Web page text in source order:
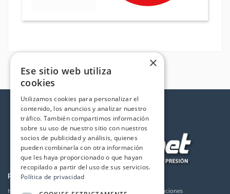
PRODUCTOS
Hidrolimpiadoras Envios y devoluciones
×
Ese sitio web utiliza
cookies
Utilizamos cookies para personalizar el
contenido, los anuncios y analizar nuestro
tráfico. También compartimos información
sobre su uso de nuestro sitio con nuestros
socios de publicidad y análisis, quienes
pueden combinarla con otra información
que les haya proporcionado o que hayan
recopilado a partir del uso de sus servicios.
Política de privacidad